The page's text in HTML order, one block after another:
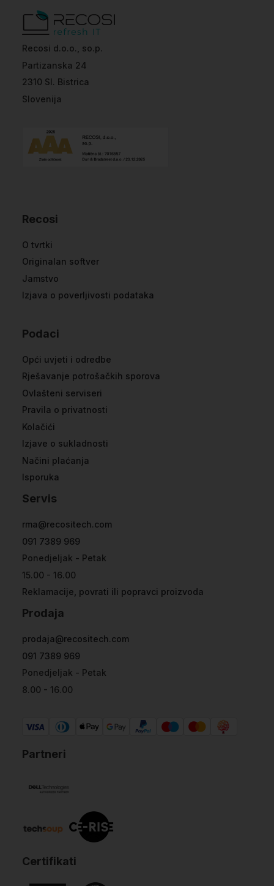
Recosi d.o.o., so.p.
Partizanska 24
2310 Sl. Bistrica
Slovenija
Recosi
O tvrtki
Originalan softver
Jamstvo
Izjava o poverljivosti podataka
Podaci
Opći uvjeti i odredbe
Rješavanje potrošačkih sporova
Ovlašteni serviseri
Pravila o privatnosti
Kolačići
Izjave o sukladnosti
Načini plaćanja
Isporuka
Servis
rma@recositech.com
091 7389 969
Ponedjeljak - Petak
15.00 - 16.00
Reklamacije, povrati ili popravci proizvoda
Prodaja
prodaja@recositech.com
091 7389 969
Ponedjeljak - Petak
8.00 - 16.00
Partneri
Certifikati